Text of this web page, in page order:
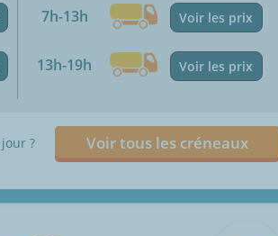
7h-13h Voir les prix
13h-19h Voir les prix
? Voir tous les créneaux